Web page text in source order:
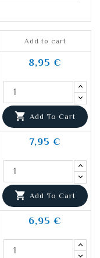
Add to cart
8,95 €
 Add To Cart
7,95 €
 Add To Cart
6,95 €